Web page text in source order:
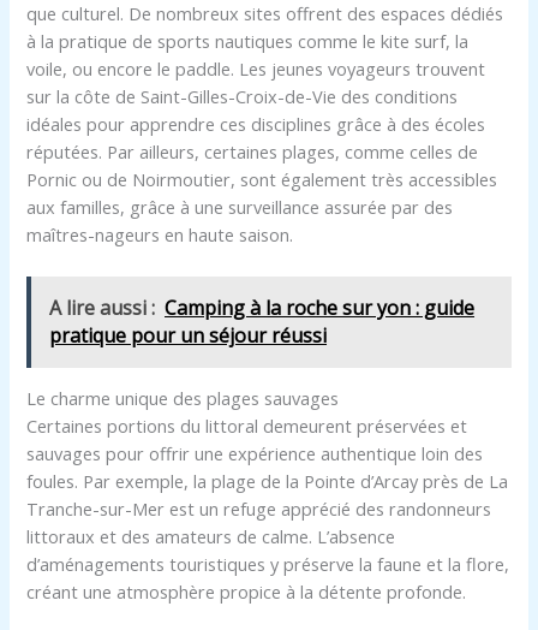
que culturel. De nombreux sites offrent des espaces dédiés
à la pratique de sports nautiques comme le kite surf, la
voile, ou encore le paddle. Les jeunes voyageurs trouvent
sur la côte de Saint-Gilles-Croix-de-Vie des conditions
idéales pour apprendre ces disciplines grâce à des écoles
réputées. Par ailleurs, certaines plages, comme celles de
Pornic ou de Noirmoutier, sont également très accessibles
aux familles, grâce à une surveillance assurée par des
maîtres-nageurs en haute saison.
A lire aussi : Camping à la roche sur yon : guide
pratique pour un séjour réussi
Le charme unique des plages sauvages
Certaines portions du littoral demeurent préservées et
sauvages pour offrir une expérience authentique loin des
foules. Par exemple, la plage de la Pointe d’Arcay près de La
Tranche-sur-Mer est un refuge apprécié des randonneurs
littoraux et des amateurs de calme. L’absence
d’aménagements touristiques y préserve la faune et la flore,
créant une atmosphère propice à la détente profonde.